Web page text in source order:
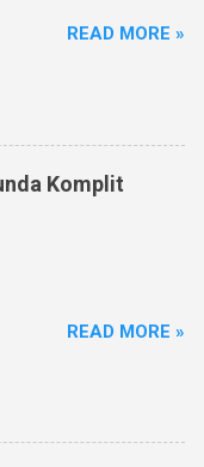
READ MORE »
Komplit
READ MORE »